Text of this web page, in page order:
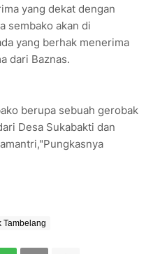
yang dekat dengan
sembako akan di
yang berhak menerima
dari Baznas.
berupa sebuah gerobak
Desa Sukabakti dan
Tambelang